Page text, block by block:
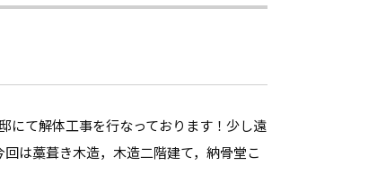
にて解体工事を行なっております！少し遠
は藁葺き木造，木造二階建て，納骨堂こ